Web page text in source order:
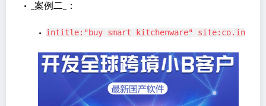
• _案例二_：
• intitle:"buy smart kitchenware" site:co.in